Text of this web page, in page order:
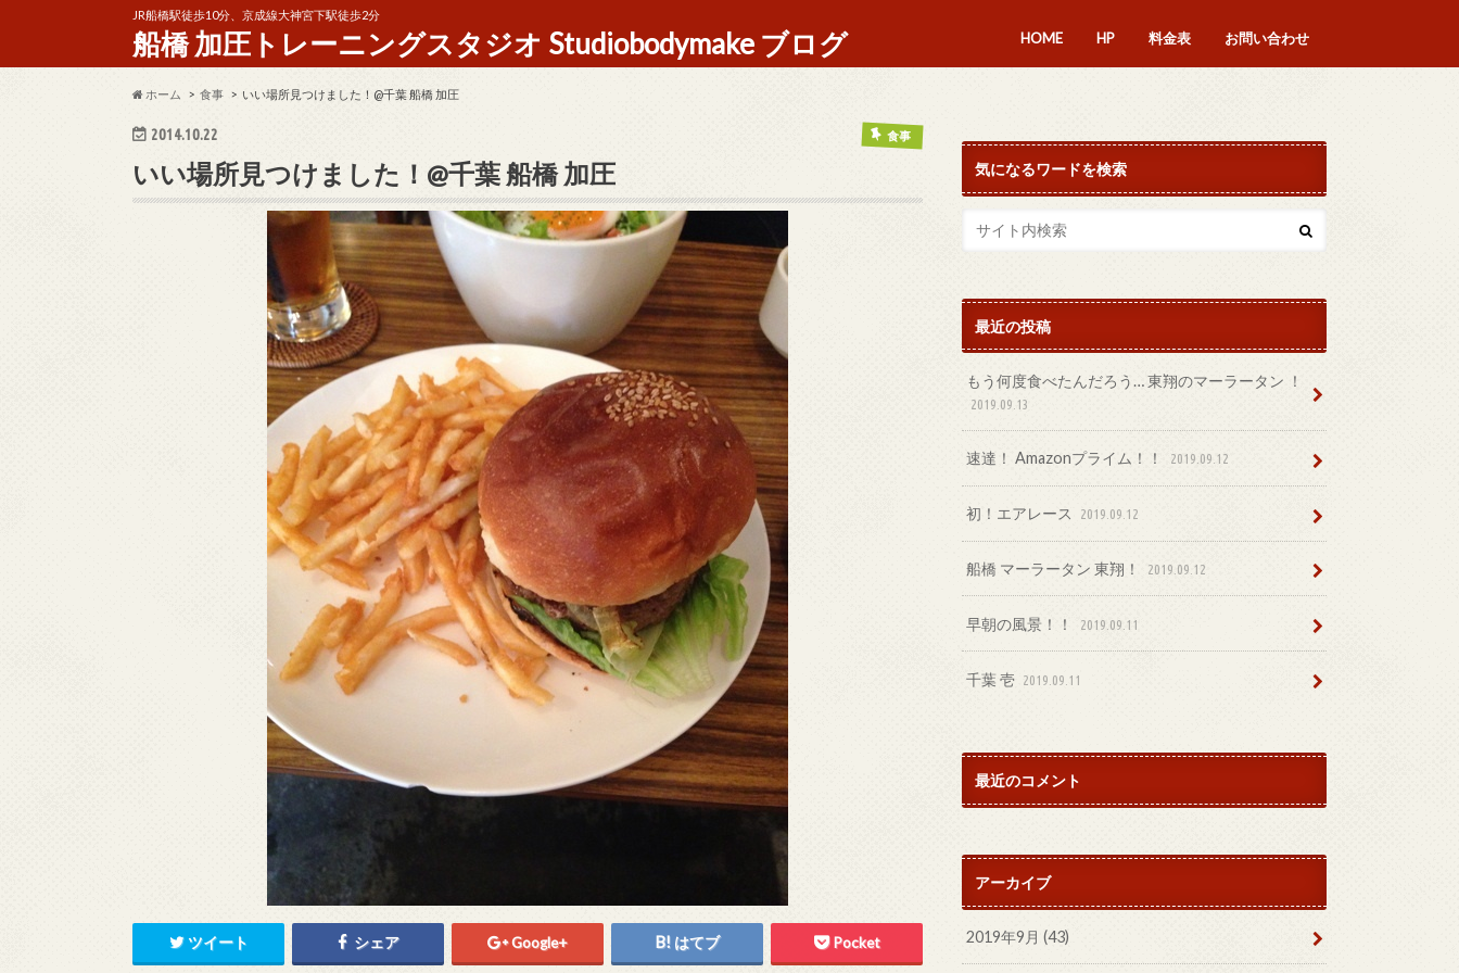
JR船橋駅徒歩10分、京成線大神宮下駅徒歩2分
船橋 加圧トレーニングスタジオ Studiobodymake ブログ HOME HP 料金表 お問い合わせ
ホーム 食事 いい場所見つけました！@千葉 船橋 加圧
2014.10.22 食事
いい場所見つけました！@千葉 船橋 加圧
ツイート シェア Google+ はてブ Pocket
気になるワードを検索
最近の投稿
もう何度食べたんだろう… 東翔のマーラータン ！
2019.09.13
速達！ Amazonプライム！！ 2019.09.12
初！エアレース 2019.09.12
船橋 マーラータン 東翔！ 2019.09.12
早朝の風景！！ 2019.09.11
千葉 壱 2019.09.11
最近のコメント
アーカイブ
2019年9月 (43)